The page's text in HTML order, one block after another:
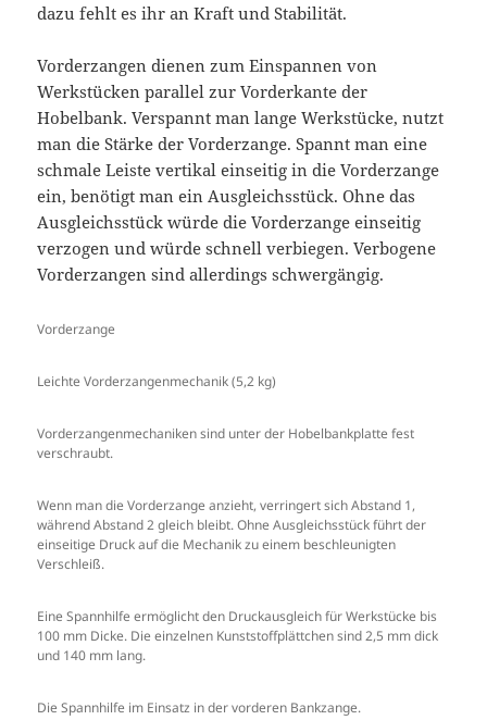
dazu fehlt es ihr an Kraft und Stabilität.
Vorderzangen dienen zum Einspannen von
Werkstücken parallel zur Vorderkante der
Hobelbank. Verspannt man lange Werkstücke, nutzt
man die Stärke der Vorderzange. Spannt man eine
schmale Leiste vertikal einseitig in die Vorderzange
ein, benötigt man ein Ausgleichsstück. Ohne das
Ausgleichsstück würde die Vorderzange einseitig
verzogen und würde schnell verbiegen. Verbogene
Vorderzangen sind allerdings schwergängig.
Vorderzange
Leichte Vorderzangenmechanik (5,2 kg)
Vorderzangenmechaniken sind unter der Hobelbankplatte fest
verschraubt.
Wenn man die Vorderzange anzieht, verringert sich Abstand 1,
während Abstand 2 gleich bleibt. Ohne Ausgleichsstück führt der
einseitige Druck auf die Mechanik zu einem beschleunigten
Verschleiß.
Eine Spannhilfe ermöglicht den Druckausgleich für Werkstücke bis
100 mm Dicke. Die einzelnen Kunststoffplättchen sind 2,5 mm dick
und 140 mm lang.
Die Spannhilfe im Einsatz in der vorderen Bankzange.